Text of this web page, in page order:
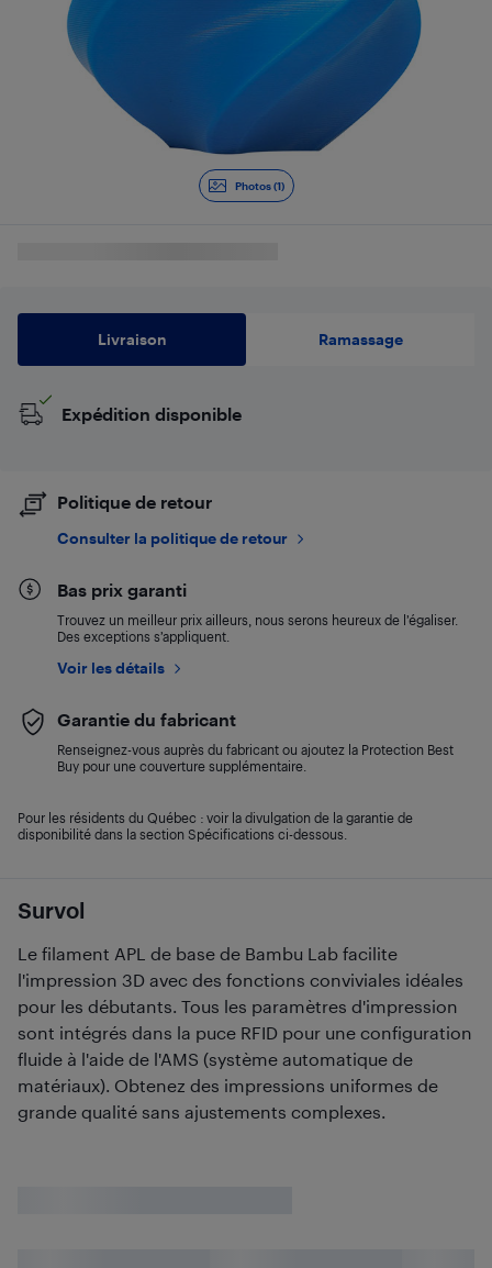
Photos (1)
Survol
Le filament APL de base de Bambu Lab facilite
l'impression 3D avec des fonctions conviviales idéales
pour les débutants. Tous les paramètres d'impression
sont intégrés dans la puce RFID pour une configuration
fluide à l'aide de l'AMS (système automatique de
matériaux). Obtenez des impressions uniformes de
grande qualité sans ajustements complexes.
Livraison Ramassage
Expédition disponible
Politique de retour
Consulter la politique de retour
Bas prix garanti
Trouvez un meilleur prix ailleurs, nous serons heureux de l’égaliser.
Des exceptions s’appliquent.
Voir les détails
Garantie du fabricant
Renseignez-vous auprès du fabricant ou ajoutez la Protection Best
Buy pour une couverture supplémentaire.
Pour les résidents du Québec : voir la divulgation de la garantie de
disponibilité dans la section Spécifications ci-dessous.